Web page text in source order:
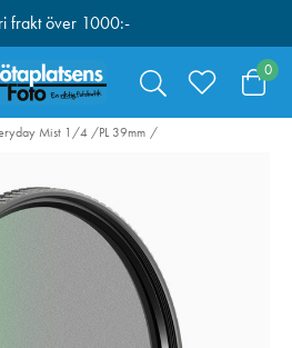
frakt över 1000:-
0
Mist 1/4 /PL 39mm